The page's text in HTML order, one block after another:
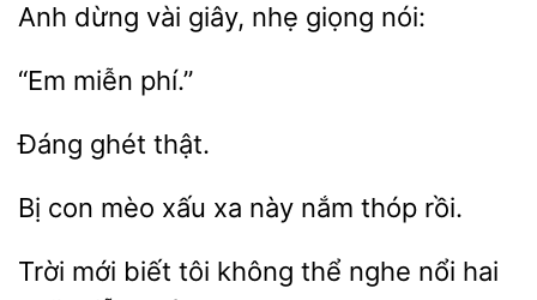
Anh dừng giây, nói:
Bị con xa này thóp rồi.
Trời biết tôi
thể nghe nổi